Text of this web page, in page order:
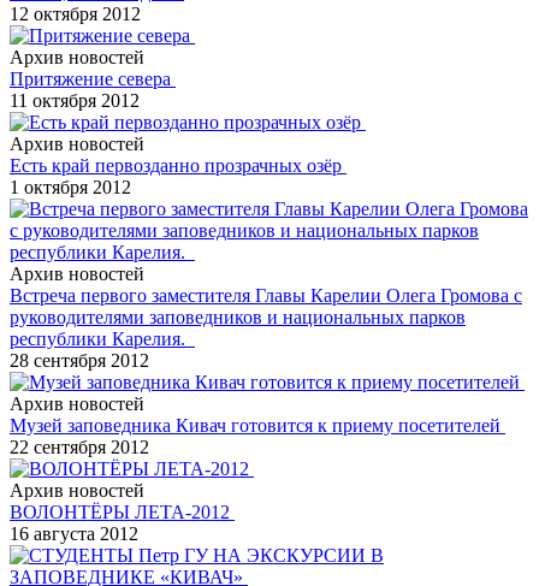
12 октября 2012
Архив новостей
Притяжение севера
11 октября 2012
Архив новостей
Есть край первозданно прозрачных озёр
1 октября 2012
Архив новостей
Встреча первого заместителя Главы Карелии Олега Громова с
руководителями заповедников и национальных парков
республики Карелия.
28 сентября 2012
Архив новостей
Музей заповедника Кивач готовится к приему посетителей
22 сентября 2012
Архив новостей
ВОЛОНТЁРЫ ЛЕТА-2012
16 августа 2012